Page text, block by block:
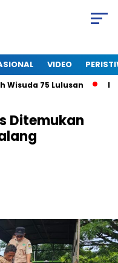
VIDEO
75 Lulusan Ikut
Ditemukan